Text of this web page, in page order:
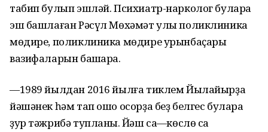
табип булып эшләй. Психиатр-нарколог булараҡ
эш башлаған Рәсүл Мөхәмәт улы поликлиника
мөдире, поликлиника мөдире урынбаҫары
вазифаларын башҡара.
—1989 йылдан 2016 йылға тиклем Йылайырҙа
йәшәнек һәм тап ошо осорҙа беҙ белгес булараҡ
ҙур тәжрибә тупланыҡ. Йәш саҡ—көслө саҡ